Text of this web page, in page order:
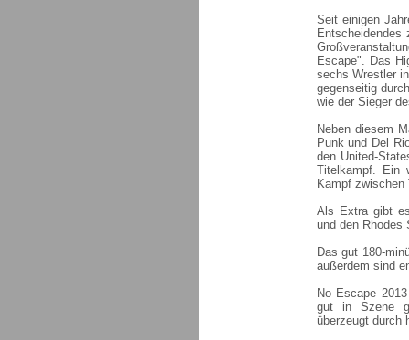
Seit einigen
Escape". Das
sechs Wrestler
gegenseitig
wie der Sieger
Neben diesem
Punk und Del
den United-
Titelkampf. Ein
Kampf
Als Extra gibt
und den Rhodes
Das gut 180-
außerdem sind
No Escape
gut in Szene
überzeugt durch